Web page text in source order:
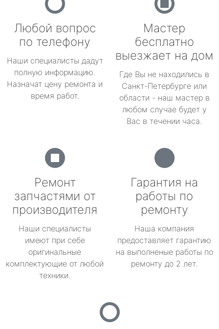
Любой вопрос
по телефону
Наши специалисты дадут
полную информацию.
Назначат цену ремонта и
время работ.
Мастер
бесплатно
выезжает на дом
Где Вы не находились в
Санкт-Петербурге или
области - наш мастер в
любом случае будет у
Вас в течении часа.
Ремонт
запчастями от
производителя
Наши специалисты
имеют при себе
оригинальные
комплектующие от любой
техники.
Гарантия на
работы по
ремонту
Наша компания
предоставляет гарантию
на выполненые работы по
ремонту до 2 лет.